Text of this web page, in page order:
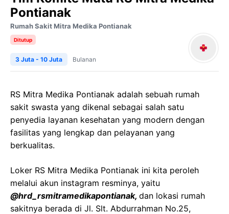
Pontianak
Rumah Sakit Mitra Medika Pontianak
Ditutup
3 Juta - 10 Juta Bulanan
RS Mitra Medika Pontianak adalah sebuah rumah
sakit swasta yang dikenal sebagai salah satu
penyedia layanan kesehatan yang modern dengan
fasilitas yang lengkap dan pelayanan yang
berkualitas.
Loker RS Mitra Medika Pontianak ini kita peroleh
melalui akun instagram resminya, yaitu
@hrd_rsmitramedikapontianak, dan lokasi rumah
sakitnya berada di Jl. Slt. Abdurrahman No.25,